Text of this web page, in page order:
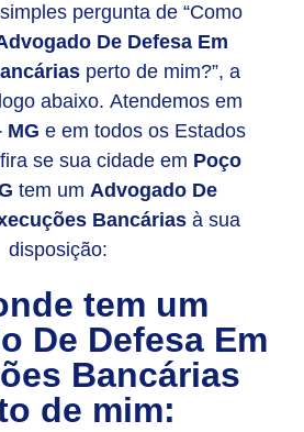
pergunta de “Como
De Defesa Em
perto de mim?”, a
abaixo. Atendemos em
MG e em todos os Estados
se sua cidade em Poço
tem um Advogado De
Bancáriasà sua
disposição:
tem um
De Defesa Em
Bancárias
de mim: